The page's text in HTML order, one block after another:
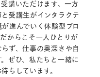
講いただけます。一方
受講生がインタラクテ
進んでいく体験型プロ
からこそ一人ひとりが
ず、仕事の奥深さや自
ぜひ、私たちと一緒に
ちしています。